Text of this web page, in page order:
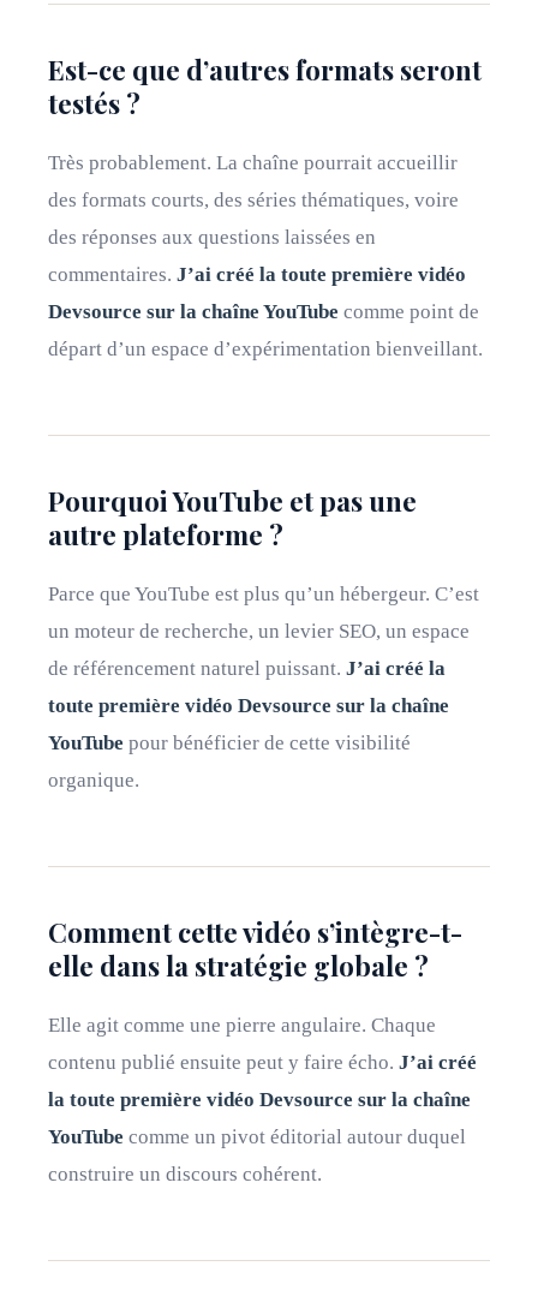
Est-ce que d’autres formats seront
testés ?
Très probablement. La chaîne pourrait accueillir
des formats courts, des séries thématiques, voire
des réponses aux questions laissées en
commentaires. J’ai créé la toute première vidéo
Devsource sur la chaîne YouTube comme point de
départ d’un espace d’expérimentation bienveillant.
Pourquoi YouTube et pas une
autre plateforme ?
Parce que YouTube est plus qu’un hébergeur. C’est
un moteur de recherche, un levier SEO, un espace
de référencement naturel puissant. J’ai créé la
toute première vidéo Devsource sur la chaîne
YouTube pour bénéficier de cette visibilité
organique.
Comment cette vidéo s’intègre-t-
elle dans la stratégie globale ?
Elle agit comme une pierre angulaire. Chaque
contenu publié ensuite peut y faire écho. J’ai créé
la toute première vidéo Devsource sur la chaîne
YouTube comme un pivot éditorial autour duquel
construire un discours cohérent.